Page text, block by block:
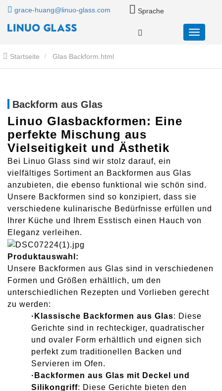
grace-huang@linuo-glass.com Sprache
Startseite Glas Backform.html
Backform aus Glas
Linuo Glasbackformen: Eine
perfekte Mischung aus
Vielseitigkeit und Ästhetik
Bei Linuo Glass sind wir stolz darauf, ein
vielfältiges Sortiment an Backformen aus Glas
anzubieten, die ebenso funktional wie schön sind.
Unsere Backformen sind so konzipiert, dass sie
verschiedene kulinarische Bedürfnisse erfüllen und
Ihrer Küche und Ihrem Esstisch einen Hauch von
Eleganz verleihen.
Produktauswahl:
Unsere Backformen aus Glas sind in verschiedenen
Formen und Größen erhältlich, um den
unterschiedlichen Rezepten und Vorlieben gerecht
zu werden:
· Klassische Backformen aus Glas: Diese
Gerichte sind in rechteckiger, quadratischer
und ovaler Form erhältlich und eignen sich
perfekt zum traditionellen Backen und
Servieren im Ofen.
· Backformen aus Glas mit Deckel und
Silikongriff: Diese Gerichte bieten den